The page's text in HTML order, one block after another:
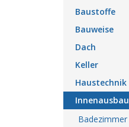
Baustoffe
Bauweise
Dach
Keller
Haustechnik
Innenausbau
Badezimmer